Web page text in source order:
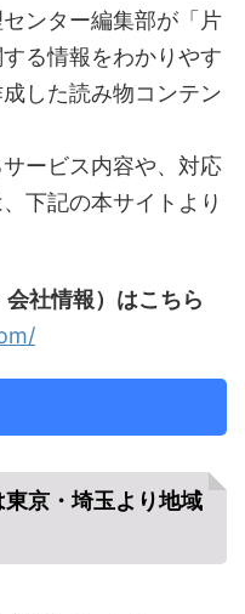
ンター編集部が「片
る情報をわかりやす
した読み物コンテン
ービス内容や、対応
下記の本サイトより
社情報）はこちら
京・埼玉より地域